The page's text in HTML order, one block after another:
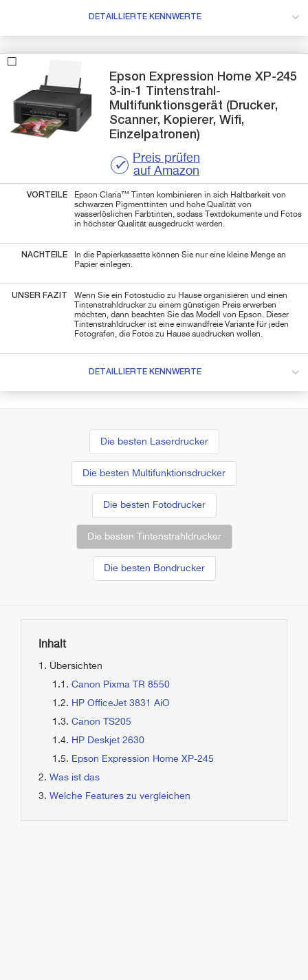
DETAILLIERTE KENNWERTE
Epson Expression Home XP-245
3-in-1 Tintenstrahl-
Multifunktionsgerät (Drucker,
Scanner, Kopierer, Wifi,
Einzelpatronen)
Preis prüfen
auf Amazon
VORTEILE
Epson Claria™ Tinten kombinieren in sich Haltbarkeit von
schwarzen Pigmenttinten und hohe Qualität von
wasserlöslichen Farbtinten, sodass Textdokumente und Fotos
in höchster Qualität ausgedruckt werden.
NACHTEILE
In die Papierkassette können Sie nur eine kleine Menge an
Papier einlegen.
UNSER FAZIT
Wenn Sie ein Fotostudio zu Hause organisieren und einen
Tintenstrahldrucker zu einem günstigen Preis erwerben
möchten, dann beachten Sie das Modell von Epson. Dieser
Tintenstrahldrucker ist eine einwandfreie Variante für jeden
Fotografen, die Fotos zu Hause ausdrucken wollen.
DETAILLIERTE KENNWERTE
Die besten Laserdrucker
Die besten Multifunktionsdrucker
Die besten Fotodrucker
Die besten Tintenstrahldrucker
Die besten Bondrucker
Inhalt
Übersichten
Canon Pixma TR 8550
HP OfficeJet 3831 AiO
Canon TS205
HP Deskjet 2630
Epson Expression Home XP-245
Was ist das
Welche Features zu vergleichen